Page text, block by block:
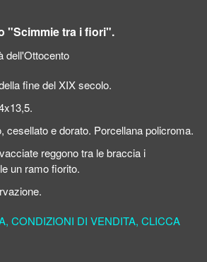
"Scimmie tra i fiori".
dell'Ottocento
fine del XIX secolo.
cesellato e dorato. Porcellana policroma.
reggono tra le braccia i
un ramo fiorito.
CONDIZIONI DI VENDITA, CLICCA